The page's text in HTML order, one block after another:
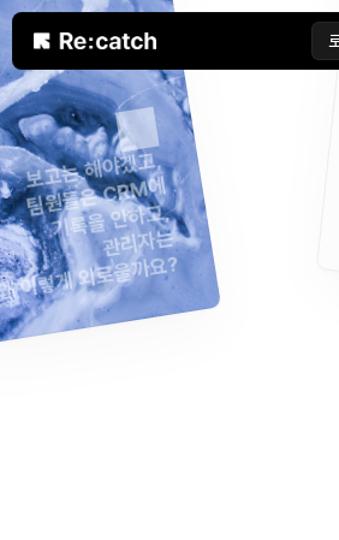
보고는 해야겠고,
팀원들은 CRM에
기록을 안하고,
관리자는
이렇게 외로울까요?